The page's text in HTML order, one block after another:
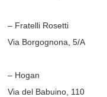
– Fratelli Rosetti
Via Borgognona, 5/A
– Hogan
Via del Babuino, 110